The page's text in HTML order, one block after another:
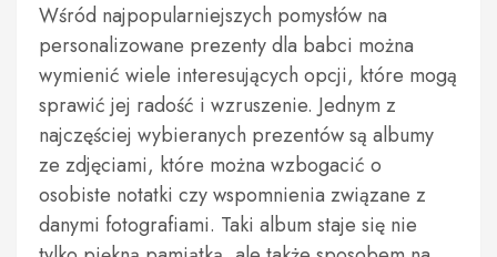
Wśród najpopularniejszych pomysłów na
personalizowane prezenty dla babci można
wymienić wiele interesujących opcji, które mogą
sprawić jej radość i wzruszenie. Jednym z
najczęściej wybieranych prezentów są albumy
ze zdjęciami, które można wzbogacić o
osobiste notatki czy wspomnienia związane z
danymi fotografiami. Taki album staje się nie